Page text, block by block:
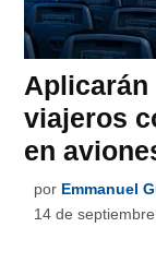
Aplicarán
viajeros
en
por Emmanuel
14 de